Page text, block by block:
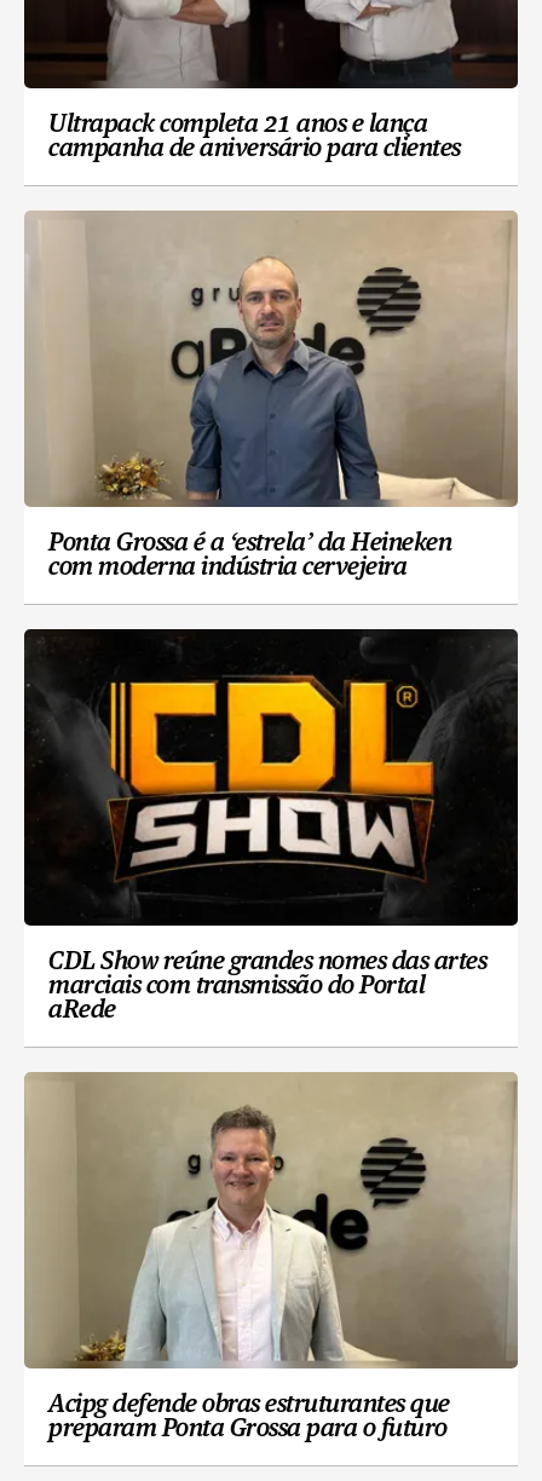
Ultrapack completa 21 anos e lança
campanha de aniversário para clientes
Ponta Grossa é a ‘estrela’ da Heineken
com moderna indústria cervejeira
CDL Show reúne grandes nomes das artes
marciais com transmissão do Portal
aRede
Acipg defende obras estruturantes que
preparam Ponta Grossa para o futuro